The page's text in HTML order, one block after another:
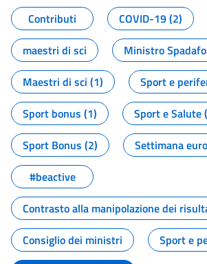
Contributi
COVID-19 (2)
maestri di sci
Ministro
Maestri di sci (1)
Sport e
Sport bonus (1)
Sport e Salute
Sport Bonus (2)
Settimana
#beactive
Contrasto alla manipolazione dei
Consiglio dei ministri
Sport e